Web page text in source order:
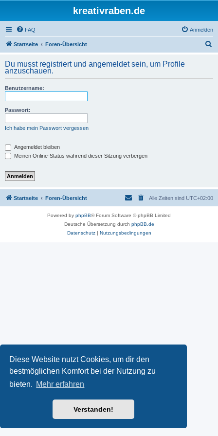
Diese Website nutzt Cookies, um dir den
bestmöglichen Komfort bei der Nutzung zu
bieten. Mehr erfahren
Verstanden!
kreativraben.de
FAQ Anmelden
Startseite Foren-Übersicht
h
Du musst registriert und angemeldet sein, um Profile
anzuschauen.
Benutzername:
Passwort:
Ich habe mein Passwort vergessen
Angemeldet bleiben
Meinen Online-Status während dieser Sitzung verbergen
Startseite Foren-Übersicht Alle Zeiten sind UTC+02:00
Powered by phpBB® Forum Software © phpBB Limited
Deutsche Übersetzung durch phpBB.de
Datenschutz| Nutzungsbedingungen